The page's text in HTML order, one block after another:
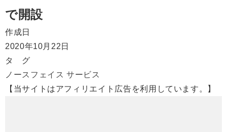
で開設
作成日
2020年10月22日
タ グ
ノースフェイス サービス
【当サイトはアフィリエイト広告を利用しています。】